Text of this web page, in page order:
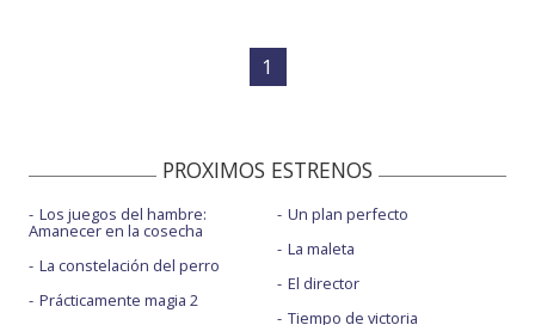
1
PROXIMOS ESTRENOS
Los juegos del hambre:
Amanecer en la cosecha
La constelación del perro
Prácticamente magia 2
Un plan perfecto
La maleta
El director
Tiempo de victoria